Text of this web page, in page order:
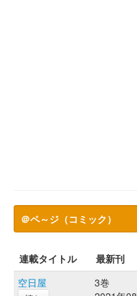
＠ペ～ジ（コミック）
連載タイトル 最新刊
空日屋
3巻